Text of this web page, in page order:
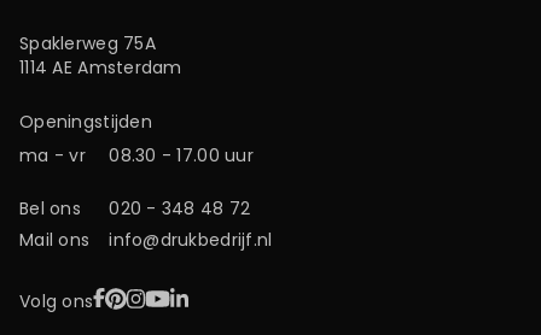
Spaklerweg 75A
1114 AE Amsterdam
Openingstijden
ma - vr
08.30 - 17.00 uur
Bel ons
020 - 348 48 72
Mail ons
info@drukbedrijf.nl
Volg onsFacebook
Pinterest
Instagram
YouTube
LinkedIn